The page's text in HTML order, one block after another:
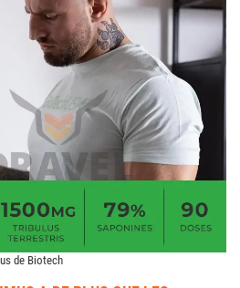
de Biotech